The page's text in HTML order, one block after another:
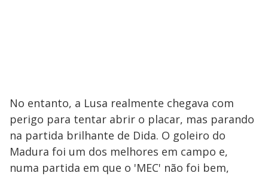
No entanto, a Lusa realmente chegava com
perigo para tentar abrir o placar, mas parando
na partida brilhante de Dida. O goleiro do
Madura foi um dos melhores em campo e,
numa partida em que o 'MEC' não foi bem,